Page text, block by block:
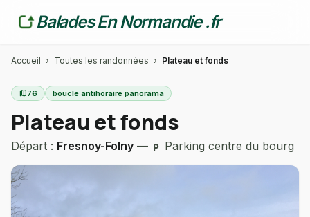
Balades En Normandie .fr
Accueil › Toutes les randonnées › Plateau et fonds
map76 boucle antihoraire panorama
Plateau et fonds
Départ : Fresnoy-Folny — local_parking Parking centre du bourg